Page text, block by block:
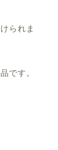
られま
です。